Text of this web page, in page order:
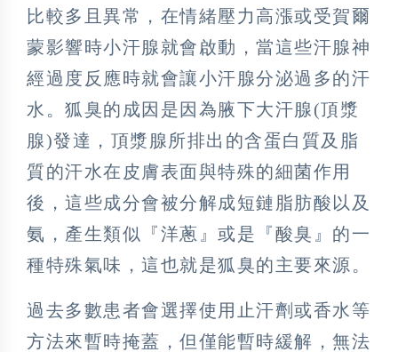
比較多且異常，在情緒壓力高漲或受賀爾
蒙影響時小汗腺就會啟動，當這些汗腺神
經過度反應時就會讓小汗腺分泌過多的汗
水。狐臭的成因是因為腋下大汗腺(頂漿
腺)發達，頂漿腺所排出的含蛋白質及脂
質的汗水在皮膚表面與特殊的細菌作用
後，這些成分會被分解成短鏈脂肪酸以及
氨，產生類似『洋蔥』或是『酸臭』的一
種特殊氣味，這也就是狐臭的主要來源。
過去多數患者會選擇使用止汗劑或香水等
方法來暫時掩蓋，但僅能暫時緩解，無法